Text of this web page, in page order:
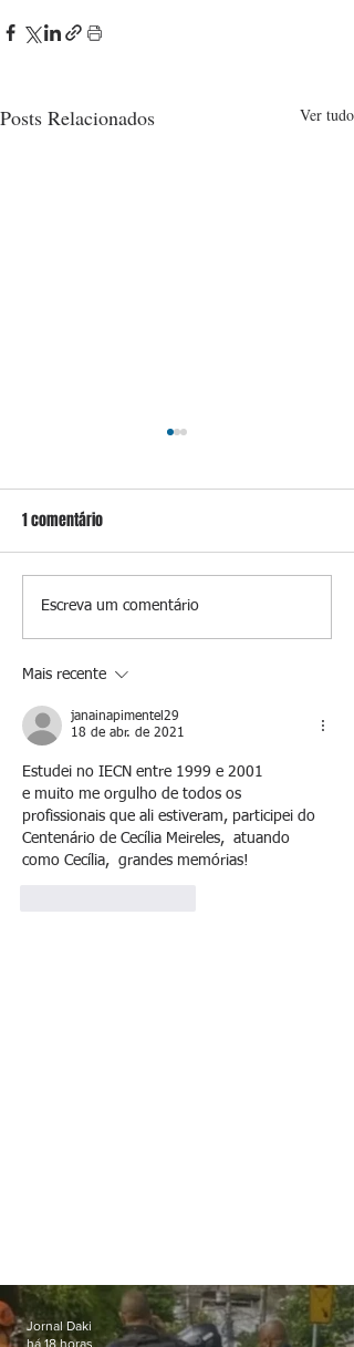
Posts Relacionados Ver tudo
Em meio à tensão com garis,
Força Ambiental fez aditivo
de 26,9% com prefeitura e
milhões
1 comentário
Escreva um comentário
Mais recente
janainapimentel29
18 de abr. de 2021
Estudei no IECN entre 1999 e 2001
e muito me orgulho de todos os
profissionais que ali estiveram, participei do
Centenário de Cecília Meireles,  atuando
como Cecília,  grandes memórias!
Jornal Daki